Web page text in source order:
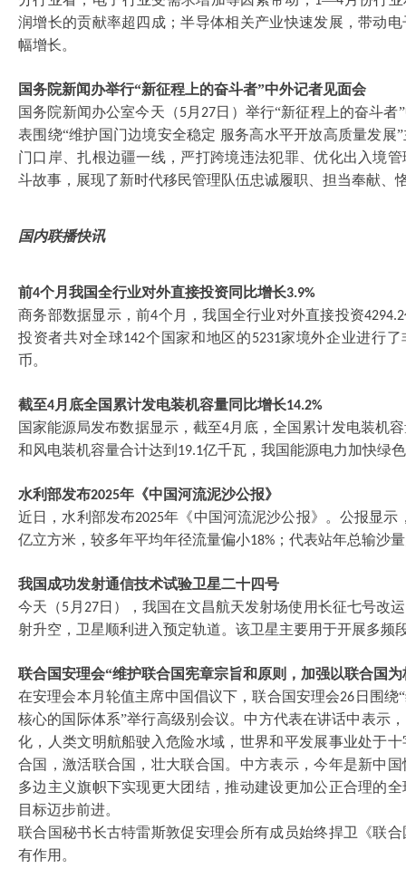
润增长的贡献率超四成；半导体相关产业快速发展，带动
幅增长。
国务院新闻办举行“新征程上的奋斗者”中外记者见面会
国务院新闻办公室今天（5月 27日）举行“新征程上的奋斗
表围绕“维护国门边境安全稳定 服务高水平开放高质量发
门口岸、扎根边疆一线，严打跨境违法犯罪、优化出入境
斗故事，展现了新时代移民管理队伍忠诚履职、担当奉献、
国内联播快讯
前4个月我国全行业对外直接投资同比增长3.9%
商务部数据显示，前4个月，我国全行业对外直接投资4294.2
投资者共对全球142个国家和地区的5231家境外企业进行
币。
截至4月底全国累计发电装机容量同比增长14.2%
国家能源局发布数据显示，截至4月底，全国累计发电装机
和风电装机容量合计达到 19.1亿千瓦，我国能源电力加快绿
水利部发布2025年《中国河流泥沙公报》
近日，水利部发布2025年《中国河流泥沙公报》。公报显示
亿立方米，较多年平均年径流量偏小18% ；代表站年总输沙
我国成功发射通信技术试验卫星二十四号
今天（5 月 27日），我国在文昌航天发射场使用长征七号改
射升空，卫星顺利进入预定轨道。该卫星主要用于开展多频
联合国安理会“维护联合国宪章宗旨和原则，加强以联合国
在安理会本月轮值主席中国倡议下，联合国安理会26 日围绕
核心的国际体系”举行高级别会议。中方代表在讲话中表示
化，人类文明航船驶入危险水域，世界和平发展事业处于
合国，激活联合国，壮大联合国。中方表示，今年是新中
多边主义旗帜下实现更大团结，推动建设更加公正合理的
目标迈步前进。
联合国秘书长古特雷斯敦促安理会所有成员始终捍卫《联
有作用。